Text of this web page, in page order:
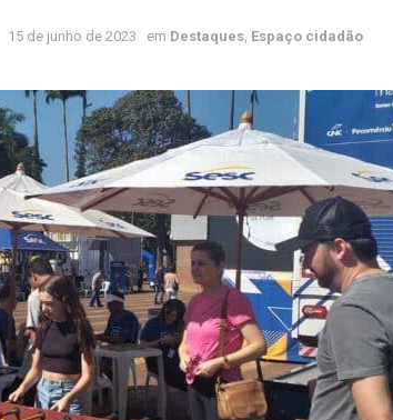
15 de junho de 2023 em Destaques Espaço cidadão